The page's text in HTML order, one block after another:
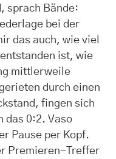
sprach Bände:
bei der
das auch, wie viel
ist, wie
mittlerweile
durch einen
fingen sich
das 0:2. Vaso
Pause per Kopf.
Premieren-Treffer